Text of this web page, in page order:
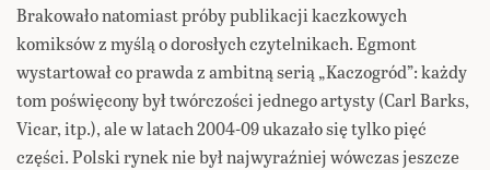
Brakowało natomiast próby publikacji kaczkowych
komiksów z myślą o dorosłych czytelnikach. Egmont
wystartował co prawda z ambitną serią „Kaczogród”: każdy
tom poświęcony był twórczości jednego artysty (Carl Barks,
Vicar, itp.), ale w latach 2004-09 ukazało się tylko pięć
części. Polski rynek nie był najwyraźniej wówczas jeszcze